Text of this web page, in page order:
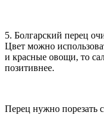
5. Болгарский перец
Цвет можно
и красные овощи, то
позитивнее.
Перец нужно порезать